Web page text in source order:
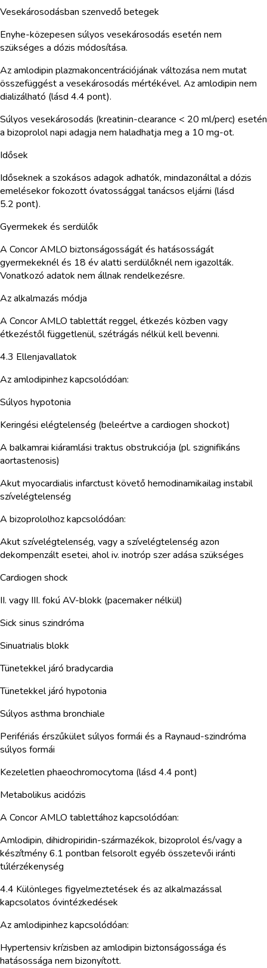
Vesekárosodásban szenvedő betegek
Enyhe-közepesen súlyos vesekárosodás esetén nem
szükséges a dózis módosítása.
Az amlodipin plazmakoncentrációjának változása nem mutat
összefüggést a vesekárosodás mértékével. Az amlodipin nem
dializálható (lásd 4.4 pont).
Súlyos vesekárosodás (kreatinin-clearance < 20 ml/perc) esetén
a bizoprolol napi adagja nem haladhatja meg a 10 mg-ot.
Idősek
Időseknek a szokásos adagok adhatók, mindazonáltal a dózis
emelésekor fokozott óvatossággal tanácsos eljárni (lásd
5.2 pont).
Gyermekek és serdülők
A Concor AMLO biztonságosságát és hatásosságát
gyermekeknél és 18 év alatti serdülőknél nem igazolták.
Vonatkozó adatok nem állnak rendelkezésre.
Az alkalmazás módja
A Concor AMLO tablettát reggel, étkezés közben vagy
étkezéstől függetlenül, szétrágás nélkül kell bevenni.
4.3 Ellenjavallatok
Az amlodipinhez kapcsolódóan:
Súlyos hypotonia
Keringési elégtelenség (beleértve a cardiogen shockot)
A balkamrai kiáramlási traktus obstrukciója (pl. szignifikáns
aortastenosis)
Akut myocardialis infarctust követő hemodinamikailag instabil
szívelégtelenség
A bizoprololhoz kapcsolódóan:
Akut szívelégtelenség, vagy a szívelégtelenség azon
dekompenzált esetei, ahol iv. inotróp szer adása szükséges
Cardiogen shock
II. vagy III. fokú AV-blokk (pacemaker nélkül)
Sick sinus szindróma
Sinuatrialis blokk
Tünetekkel járó bradycardia
Tünetekkel járó hypotonia
Súlyos asthma bronchiale
Perifériás érszűkület súlyos formái és a Raynaud-szindróma
súlyos formái
Kezeletlen phaeochromocytoma (lásd 4.4 pont)
Metabolikus acidózis
A Concor AMLO tablettához kapcsolódóan:
Amlodipin, dihidropiridin-származékok, bizoprolol és/vagy a
készítmény 6.1 pontban felsorolt egyéb összetevői iránti
túlérzékenység
4.4 Különleges figyelmeztetések és az alkalmazással
kapcsolatos óvintézkedések
Az amlodipinhez kapcsolódóan:
Hypertensiv krízisben az amlodipin biztonságossága és
hatásossága nem bizonyított.